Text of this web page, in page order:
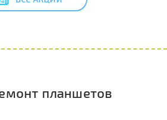
планшетов